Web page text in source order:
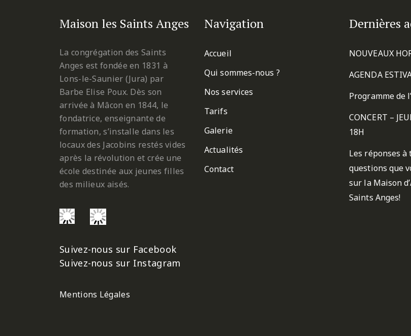
Maison les Saints Anges
La congrégation des Saints
Anges est fondée en 1831 à
Lons-le-Saunier (Jura) par
Barbe Elise Poux. Dès son
arrivée à Mâcon en 1844, le
fondatrice, enseignante de
formation, s’installe dans les
locaux des Jacobins restés vides
après la révolution et crée une
école destinée aux jeunes filles
des milieux aisés.
Suivez-nous sur Facebook
Suivez-nous sur Instagram
Mentions Légales
Navigation
Accueil
Qui sommes-nous ?
Nos services
Tarifs
Galerie
Actualités
Contact
Dernières
NOUVEAUX
AGENDA
Programme de
CONCERT –
18H
Les réponses à
questions que
sur la Maison
Saints Anges!